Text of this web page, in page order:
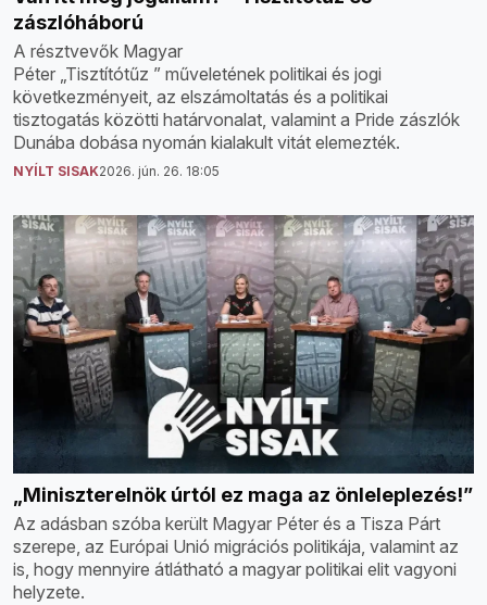
zászlóháború
A résztvevők Magyar
Péter „Tisztítótűz ” műveletének politikai és jogi
következményeit, az elszámoltatás és a politikai
tisztogatás közötti határvonalat, valamint a Pride zászlók
Dunába dobása nyomán kialakult vitát elemezték.
NYÍLT SISAK2026. jún. 26. 18:05
„Miniszterelnök úrtól ez maga az önleleplezés!”
Az adásban szóba került Magyar Péter és a Tisza Párt
szerepe, az Európai Unió migrációs politikája, valamint az
is, hogy mennyire átlátható a magyar politikai elit vagyoni
helyzete.